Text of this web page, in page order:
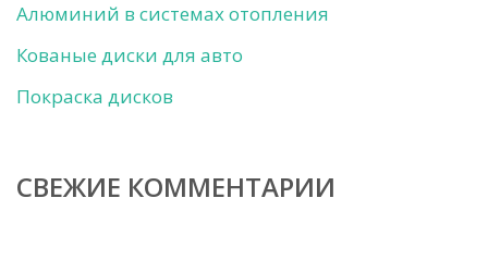
Алюминий в системах отопления
Кованые диски для авто
Покраска дисков
СВЕЖИЕ КОММЕНТАРИИ